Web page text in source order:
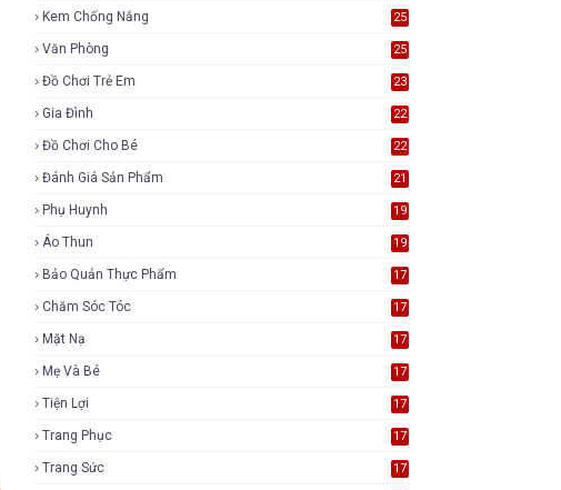
Kem Chống Nắng 25
Văn Phòng 25
Đồ Chơi Trẻ Em 23
Gia Đình 22
Đồ Chơi Cho Bé 22
Đánh Giá Sản Phẩm 21
Phụ Huynh 19
Áo Thun 19
Bảo Quản Thực Phẩm 17
Chăm Sóc Tóc 17
Mặt Nạ 17
Mẹ Và Bé 17
Tiện Lợi 17
Trang Phục 17
Trang Sức 17